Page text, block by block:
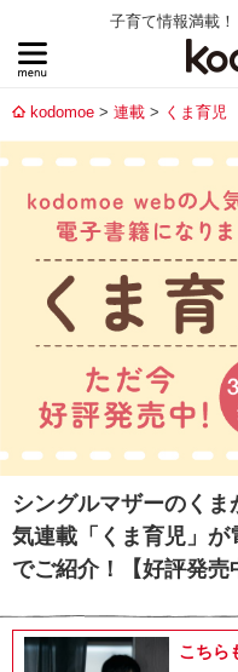
子育て情報満載
kodomoe 連載 くま育児
シングルマザーのく
気連載「くま育児」
でご紹介！【好評発売
こちら